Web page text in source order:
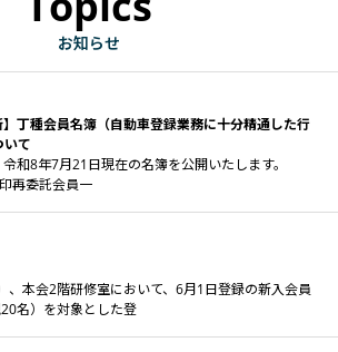
お知らせ
丁種会員名簿（自動車登録業務に十分精通した行
いて
和8年7月21日現在の名簿を公開いたします。
再委託会員一
本会2階研修室において、6月1日登録の新入会員
名）を対象とした登